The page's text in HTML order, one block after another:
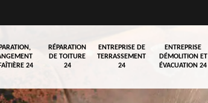
24
RÉPARATION
DE TOITURE
24
ENTREPRISE DE
TERRASSEMENT
24
ENTREPRISE
DÉMOLITION ET
ÉVACUATION 24